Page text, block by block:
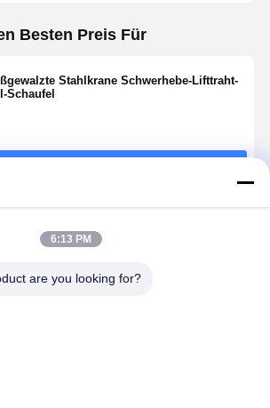
Rolle
Besten Preis Für
Stahlkrane Schwerhebe-Lifttraht-
Schaufel
6:13 PM
are you looking for?